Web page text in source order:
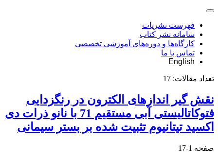
فهرست نشریات
سامانه نشر کتاب
کارگاه‌ها و دوره‌های آموزشی تخصصی
تماس با ما
English
تعداد مقالات: 17
نقش گیر اندازهای الکترون در رنگزدایی
فتوکاتالیستی آبی مستقیم 71 با نانو ذرات دی
اکسید تیتانیوم تثبیت شده بر بستر سیمانی
صفحه 1-17